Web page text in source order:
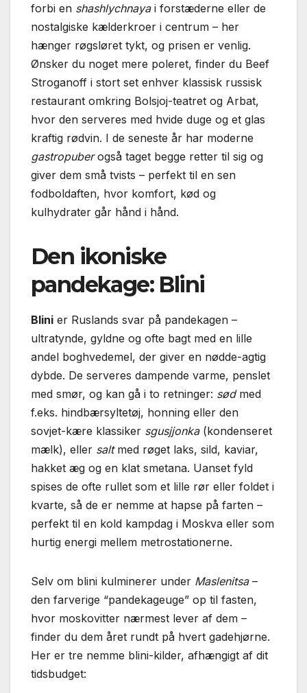
forbi en shashlychnayai forstæderne eller de
nostalgiske kælderkroer i centrum – her
hænger røgsløret tykt, og prisen er venlig.
Ønsker du noget mere poleret, finder du Beef
Stroganoff i stort set enhver klassisk russisk
restaurant omkring Bolsjoj-teatret og Arbat,
hvor den serveres med hvide duge og et glas
kraftig rødvin. I de seneste år har moderne
gastropuberogså taget begge retter til sig og
giver dem små tvists – perfekt til en sen
fodboldaften, hvor komfort, kød og
kulhydrater går hånd i hånd.
Den ikoniske
pandekage: Blini
Blini er Ruslands svar på pandekagen –
ultratynde, gyldne og ofte bagt med en lille
andel boghvedemel, der giver en nødde-agtig
dybde. De serveres dampende varme, penslet
med smør, og kan gå i to retninger: sødmed
f.eks. hindbærsyltetøj, honning eller den
sovjet-kære klassiker sgusjjonka(kondenseret
mælk), eller saltmed røget laks, sild, kaviar,
hakket æg og en klat smetana. Uanset fyld
spises de ofte rullet som et lille rør eller foldet i
kvarte, så de er nemme at hapse på farten –
perfekt til en kold kampdag i Moskva eller som
hurtig energi mellem metrostationerne.
Selv om blini kulminerer under Maslenitsa–
den farverige “pandekageuge” op til fasten,
hvor moskovitter nærmest lever af dem –
finder du dem året rundt på hvert gadehjørne.
Her er tre nemme blini-kilder, afhængigt af dit
tidsbudget: